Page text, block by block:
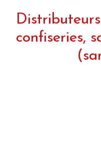
confiseries,